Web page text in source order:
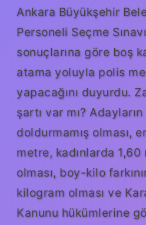
Ankara Büyükşehir
Personeli Seçme
sonuçlarına göre boş
atama yoluyla polis
yapacağını duyurdu.
şartı var mı? Adayların
doldurmamış olması,
metre, kadınlarda
olması, boy-kilo
kilogram olması ve
Kanunu hükümlerine